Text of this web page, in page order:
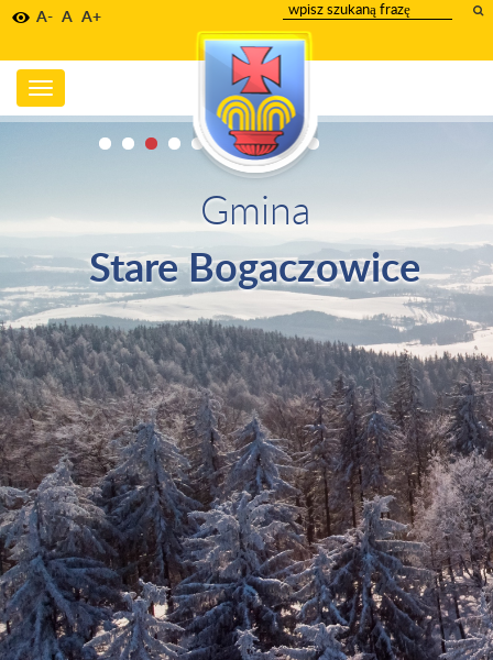
A- A A+
wpisz
szukany
tekst
Toggle
navigation
Gmina
Stare Bogaczowice